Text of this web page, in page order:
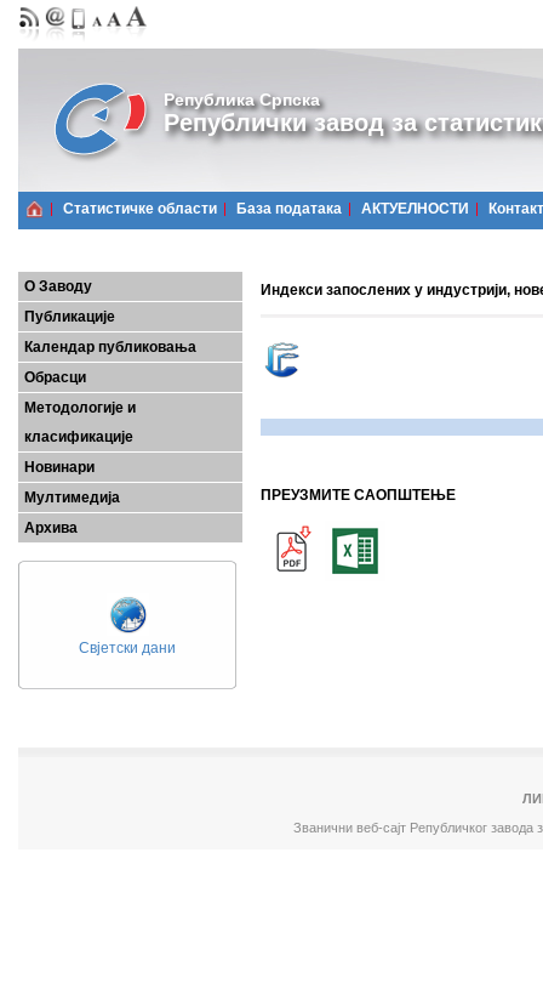
Република Српска
Републички завод за
Статистичке области Базa података АКТУЕЛНОСТИ Контакт
О Заводу
Публикације
Календар публиковања
Обрасци
Методологије и
класификације
Новинари
Мултимедија
Архива
Свјетски дани
Индекси запослених у индустрији,
ПРЕУЗМИТЕ САОПШТЕЊЕ
Званични веб-сајт Републичког